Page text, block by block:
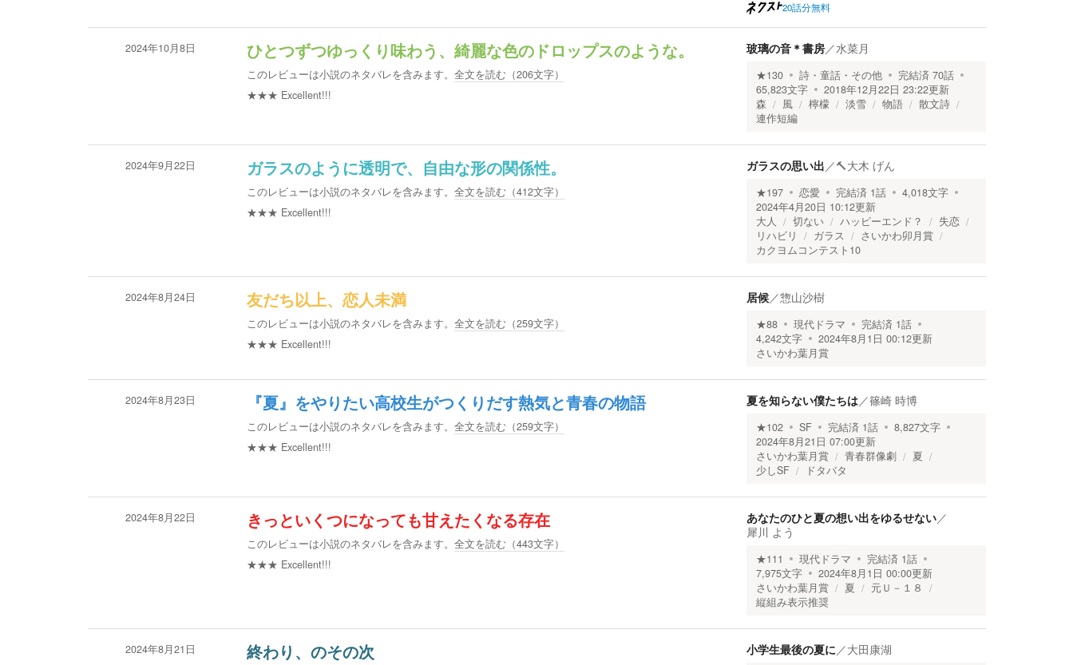
20話分無料
2024年10月8日 ひとつずつゆっくり味わう、綺麗な色のドロップスのような。
このレビューは小説のネタバレを含みます。 全文を読む（206文字）
★★★ Excellent!!!
玻璃の音＊書房／水菜月
★130 詩・童話・その他 完結済 70話
65,823文字 2018年12月22日 23:22更新
森
風 檸檬 淡雪 物語
散文詩
連作短編
2024年9月22日 ガラスのように透明で、自由な形の関係性。
このレビューは小説のネタバレを含みます。 全文を読む（412文字）
★★★ Excellent!!!
ガラスの思い出／🔨大木 げん
★197 恋愛 完結済 1話 4,018文字
2024年4月20日 10:12更新
大人
切ない ハッピーエンド？
失恋
リハビリ
ガラス
さいかわ卯月賞
カクヨムコンテスト10
2024年8月24日 友だち以上、恋人未満
このレビューは小説のネタバレを含みます。 全文を読む（259文字）
★★★ Excellent!!!
居候／惣山沙樹
★88 現代ドラマ 完結済 1話
4,242文字 2024年8月1日 00:12更新
さいかわ葉月賞
2024年8月23日 『夏』をやりたい高校生がつくりだす熱気と青春の物語
このレビューは小説のネタバレを含みます。 全文を読む（259文字）
★★★ Excellent!!!
夏を知らない僕たちは／篠崎 時博
★102 SF 完結済 1話 8,827文字
2024年8月21日 07:00更新
さいかわ葉月賞
青春群像劇
夏
少しSF
ドタバタ
2024年8月22日 きっといくつになっても甘えたくなる存在
このレビューは小説のネタバレを含みます。 全文を読む（443文字）
★★★ Excellent!!!
あなたのひと夏の想い出をゆるせない／
犀川 よう
★111 現代ドラマ 完結済 1話
7,975文字 2024年8月1日 00:00更新
さいかわ葉月賞
夏
元Ｕ－１８
縦組み表示推奨
2024年8月21日 終わり、のその次 小学生最後の夏に／大田康湖